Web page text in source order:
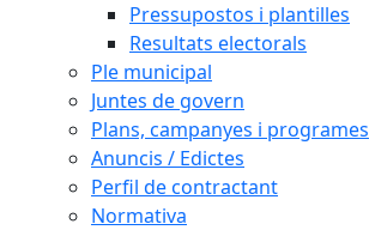
Pressupostos i plantilles
Resultats electorals
Ple municipal
Juntes de govern
Plans, campanyes i programes
Anuncis / Edictes
Perfil de contractant
Normativa